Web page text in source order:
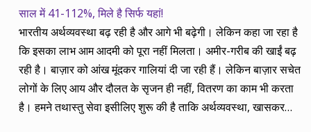
साल में 41-112%, मिले है सिर्फ यहां!
भारतीय अर्थव्यवस्था बढ़ रही है और आगे भी बढ़ेगी। लेकिन कहा जा रहा है
कि इसका लाभ आम आदमी को पूरा नहीं मिलता। अमीर-गरीब की खाईं बढ़
रही है। बाज़ार को आंख मूंदकर गालियां दी जा रही हैं। लेकिन बाज़ार सचेत
लोगों के लिए आय और दौलत के सृजन ही नहीं, वितरण का काम भी करता
है। हमने तथास्तु सेवा इसीलिए शुरू की है ताकि अर्थव्यवस्था, खासकर